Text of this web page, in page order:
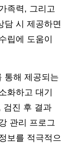
족력, 그리고
담 시 제공하면
립에 도움이
통해 제공되는
화하고 대기
검진 후 결과
관리 프로그
보를 적극적으